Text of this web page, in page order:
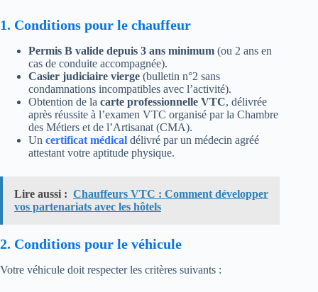
1. Conditions pour le chauffeur
Permis B valide depuis 3 ans minimum (ou 2 ans en
cas de conduite accompagnée).
Casier judiciaire vierge (bulletin n°2 sans
condamnations incompatibles avec l’activité).
Obtention de la carte professionnelle VTC, délivrée
après réussite à l’examen VTC organisé par la Chambre
des Métiers et de l’Artisanat (CMA).
Un certificat médical délivré par un médecin agréé
attestant votre aptitude physique.
Lire aussi : Chauffeurs VTC : Comment développer
vos partenariats avec les hôtels
2. Conditions pour le véhicule
Votre véhicule doit respecter les critères suivants :